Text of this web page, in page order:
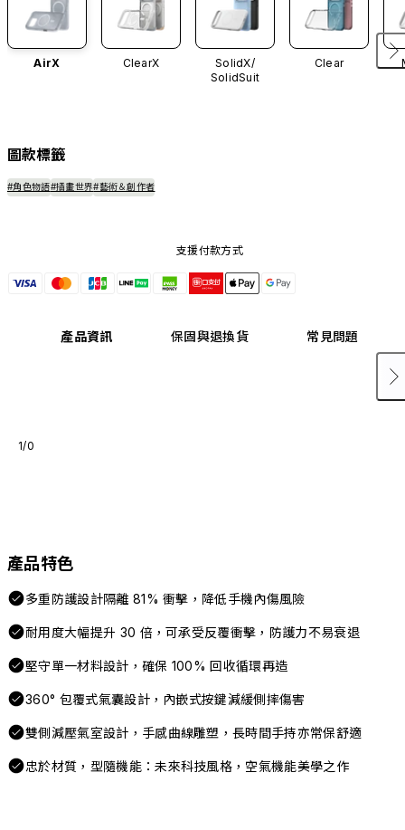
AirX ClearX
SolidX/
SolidSuit
Clear
圖款標籤
#角色物語#插畫世界#藝術＆創作者
支援付款方式
產品資訊 保固與退換貨 常見問題
1/0
產品特色
多重防護設計隔離 81% 衝擊，降低手機內傷風險
耐用度大幅提升 30 倍，可承受反覆衝擊，防護力不易衰退
堅守單一材料設計，確保 100% 回收循環再造
360° 包覆式氣囊設計，內嵌式按鍵減緩側摔傷害
雙側減壓氣室設計，手感曲線雕塑，長時間手持亦常保舒適
忠於材質，型隨機能：未來科技風格，空氣機能美學之作